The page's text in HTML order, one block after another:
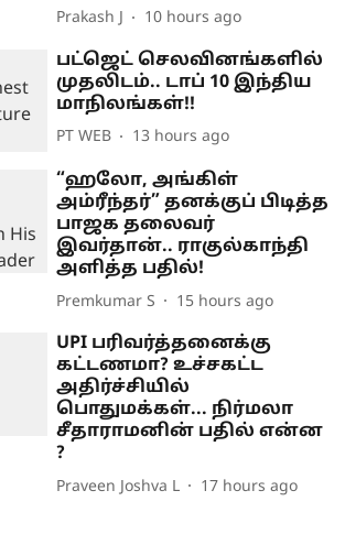
Prakash J 10 hours ago
பட்ஜெட் செலவினங்களில்
முதலிடம்.. டாப் 10 இந்திய
மாநிலங்கள்!!
PT WEB 13 hours ago
“ஹலோ, அங்கிள்
அம்ரீந்தர்” தனக்குப் பிடித்த
பாஜக தலைவர்
இவர்தான்.. ராகுல்காந்தி
அளித்த பதில்!
Premkumar S 15 hours ago
UPI பரிவர்த்தனைக்கு
கட்டணமா? உச்சகட்ட
அதிர்ச்சியில்
பொதுமக்கள்... நிர்மலா
சீதாராமனின் பதில் என்ன
?
Praveen Joshva L 17 hours ago